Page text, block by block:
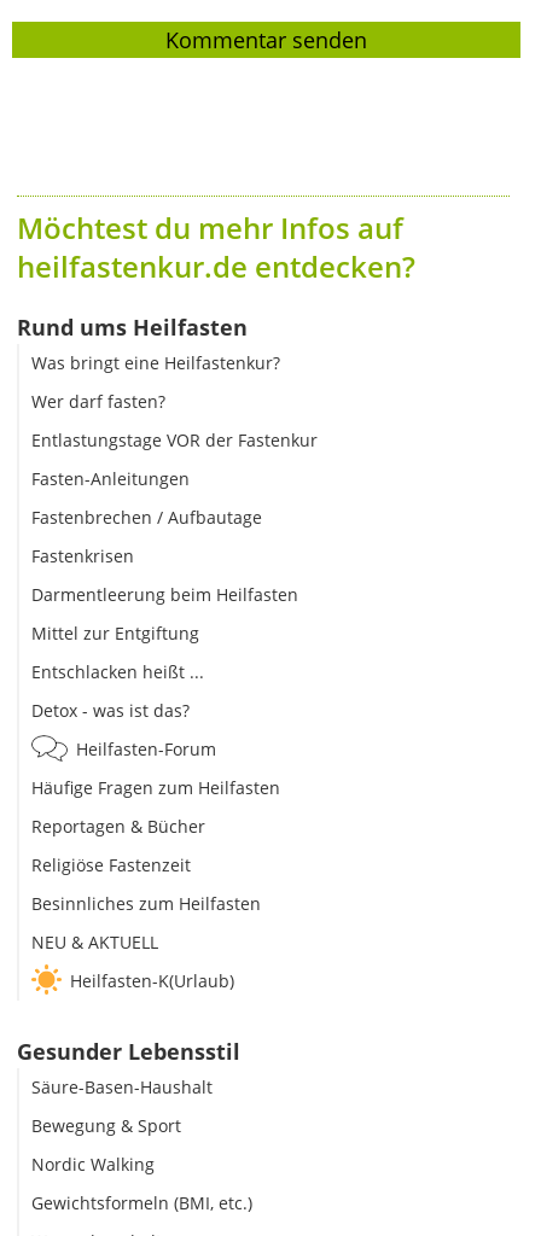
Möchtest du mehr Infos auf
heilfastenkur.de entdecken?
Rund ums Heilfasten
Was bringt eine Heilfastenkur?
Wer darf fasten?
Entlastungstage VOR der Fastenkur
Fasten-Anleitungen
Fastenbrechen / Aufbautage
Fastenkrisen
Darmentleerung beim Heilfasten
Mittel zur Entgiftung
Entschlacken heißt ...
Detox - was ist das?
Heilfasten-Forum
Häufige Fragen zum Heilfasten
Reportagen & Bücher
Religiöse Fastenzeit
Besinnliches zum Heilfasten
NEU & AKTUELL
Heilfasten-K(Urlaub)
Gesunder Lebensstil
Säure-Basen-Haushalt
Bewegung & Sport
Nordic Walking
Gewichtsformeln (BMI, etc.)